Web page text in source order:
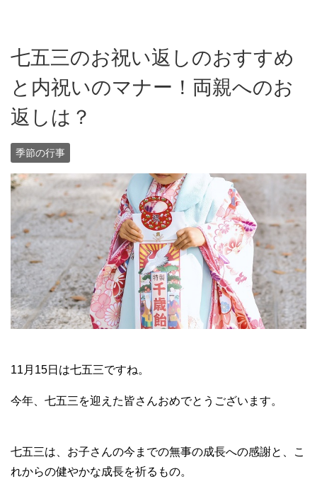
七五三のお祝い返しのおすすめ
と内祝いのマナー！両親へのお
返しは？
季節の行事
11月15日は七五三ですね。
今年、七五三を迎えた皆さんおめでとうございます。
七五三は、お子さんの今までの無事の成長への感謝と、こ
れからの健やかな成長を祈るもの。